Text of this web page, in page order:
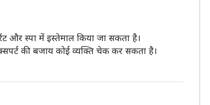
और स्पा में इस्तेमाल किया जा सकता है।
की बजाय कोई व्यक्ति चेक कर सकता है।